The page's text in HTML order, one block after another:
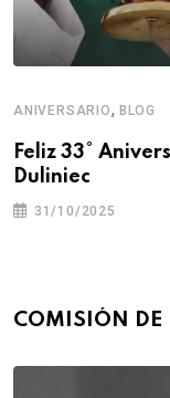
ANIVERSARIO, BLOG
Feliz 33°
Duliniec
31/10/2025
COMISIÓN DE